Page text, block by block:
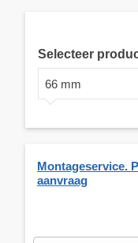
Selecteer
66 mm
Montageservice.
aanvraag